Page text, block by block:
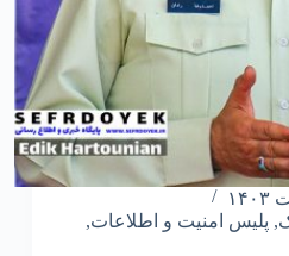
, پلیس امنیت و اطلاعات,